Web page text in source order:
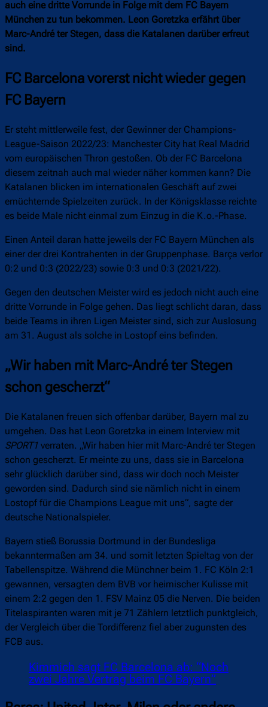
auch eine dritte Vorrunde in Folge mit dem FC Bayern
München zu tun bekommen. Leon Goretzka erfährt über
Marc-André ter Stegen, dass die Katalanen darüber erfreut
sind.
FC Barcelona vorerst nicht wieder gegen
FC Bayern
Er steht mittlerweile fest, der Gewinner der Champions-
League-Saison 2022/23: Manchester City hat Real Madrid
vom europäischen Thron gestoßen. Ob der FC Barcelona
diesem zeitnah auch mal wieder näher kommen kann? Die
Katalanen blicken im internationalen Geschäft auf zwei
ernüchternde Spielzeiten zurück. In der Königsklasse reichte
es beide Male nicht einmal zum Einzug in die K.o.-Phase.
Einen Anteil daran hatte jeweils der FC Bayern München als
einer der drei Kontrahenten in der Gruppenphase. Barça verlor
0:2 und 0:3 (2022/23) sowie 0:3 und 0:3 (2021/22).
Gegen den deutschen Meister wird es jedoch nicht auch eine
dritte Vorrunde in Folge gehen. Das liegt schlicht daran, dass
beide Teams in ihren Ligen Meister sind, sich zur Auslosung
am 31. August als solche in Lostopf eins befinden.
„Wir haben mit Marc-André ter Stegen
schon gescherzt“
Die Katalanen freuen sich offenbar darüber, Bayern mal zu
umgehen. Das hat Leon Goretzka in einem Interview mit
SPORT1 verraten. „Wir haben hier mit Marc-André ter Stegen
schon gescherzt. Er meinte zu uns, dass sie in Barcelona
sehr glücklich darüber sind, dass wir doch noch Meister
geworden sind. Dadurch sind sie nämlich nicht in einem
Lostopf für die Champions League mit uns“, sagte der
deutsche Nationalspieler.
Bayern stieß Borussia Dortmund in der Bundesliga
bekanntermaßen am 34. und somit letzten Spieltag von der
Tabellenspitze. Während die Münchner beim 1. FC Köln 2:1
gewannen, versagten dem BVB vor heimischer Kulisse mit
einem 2:2 gegen den 1. FSV Mainz 05 die Nerven. Die beiden
Titelaspiranten waren mit je 71 Zählern letztlich punktgleich,
der Vergleich über die Tordifferenz fiel aber zugunsten des
FCB aus.
Kimmich sagt FC Barcelona ab: “Noch
zwei Jahre Vertrag beim FC Bayern”